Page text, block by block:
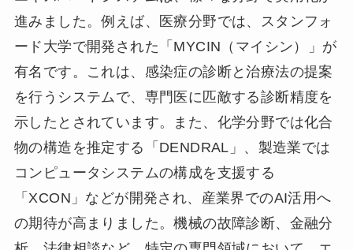
進みました。例えば、医療分野では、スタンフォ
ード大学で開発された「MYCIN（マイシン）」が
有名です。これは、感染症の診断と治療法の提案
を行うシステムで、専門医に匹敵する診断精度を
示したとされています。また、化学分野では化合
物の構造を推定する「DENDRAL」、製造業では
コンピュータシステムの構成を支援する
「XCON」などが開発され、産業界でのAI活用へ
の期待が高まりました。機械の故障診断、金融分